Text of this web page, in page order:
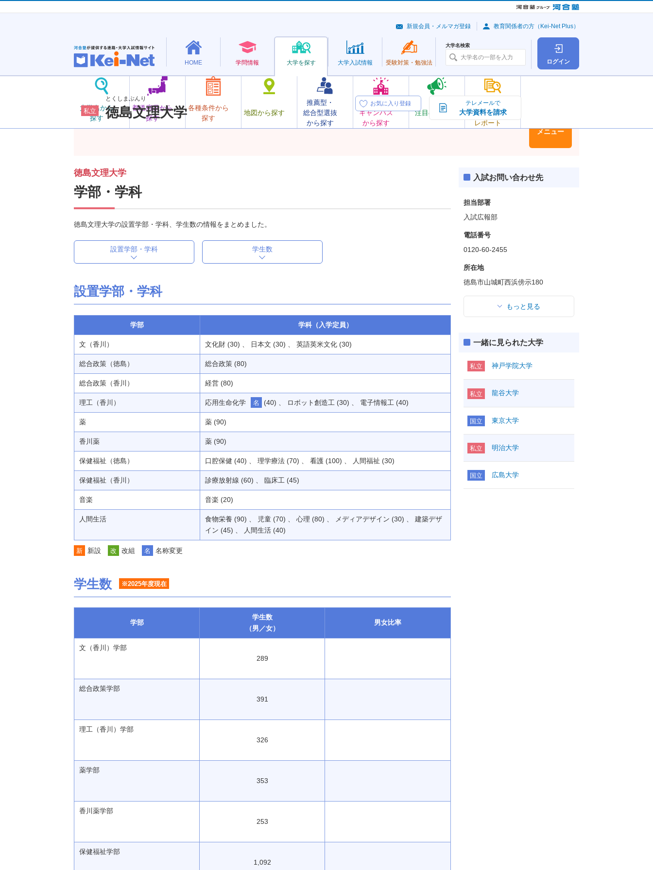
ログイン
HOME 学問情報 大学を探す
大学名から
探す
都道府県から
探す
各種条件から
探す
地図から探す
推薦型・
総合型選抜
から探す
オープン
キャンパス
から探す
注目の大学
大学の今
トピック＆
レポート
大学入試情報 受験対策・ 勉強法
大学名検索
新規会員・メルマガ登録 教育関係者の方（Kei-Net Plus）
私立
とくしまぶんり
徳島文理大学
お気に入り登録 テレメールで
大学資料を請求
メニュー
徳島文理大学
学部・学科
徳島文理大学の設置学部・学科、学生数の情報をまとめました。
設置学部・学科 学生数
設置学部・学科
学部 学科（入学定員）
文（香川） 文化財 (30) 、 日本文 (30) 、 英語英米文化 (30)
総合政策（徳島） 総合政策 (80)
総合政策（香川） 経営 (80)
理工（香川） 応用生命化学 名 (40) 、 ロボット創造工 (30) 、 電子情報工 (40)
薬 薬 (90)
香川薬 薬 (90)
保健福祉（徳島） 口腔保健 (40) 、 理学療法 (70) 、 看護 (100) 、 人間福祉 (30)
保健福祉（香川） 診療放射線 (60) 、 臨床工 (45)
音楽 音楽 (20)
人間生活
食物栄養 (90) 、 児童 (70) 、 心理 (80) 、 メディアデザイン (30) 、 建築デザ
イン (45) 、 人間生活 (40)
新 新設 改 改組 名 名称変更
学生数 ※2025年度現在
学部
学生数
（男／女）
男女比率
文（香川）学部
289
総合政策学部
391
理工（香川）学部
326
薬学部
353
香川薬学部
253
保健福祉学部
1,092
入試お問い合わせ先
担当部署
入試広報部
電話番号
0120-60-2455
所在地
徳島市山城町西浜傍示180
もっと見る
一緒に見られた大学
私立 神戸学院大学
私立 龍谷大学
国立 東京大学
私立 明治大学
国立 広島大学